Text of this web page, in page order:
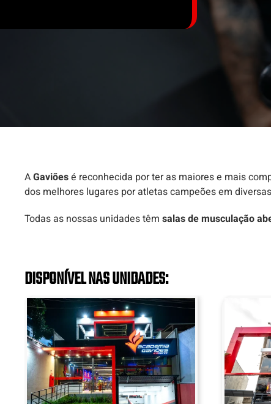
AGaviõesé reconhecida por ter as maiores e mais
dos melhores lugares por atletas campeões em
Todas as nossas unidades têm salas de musculação
DISPONÍVEL NAS UNIDADES: